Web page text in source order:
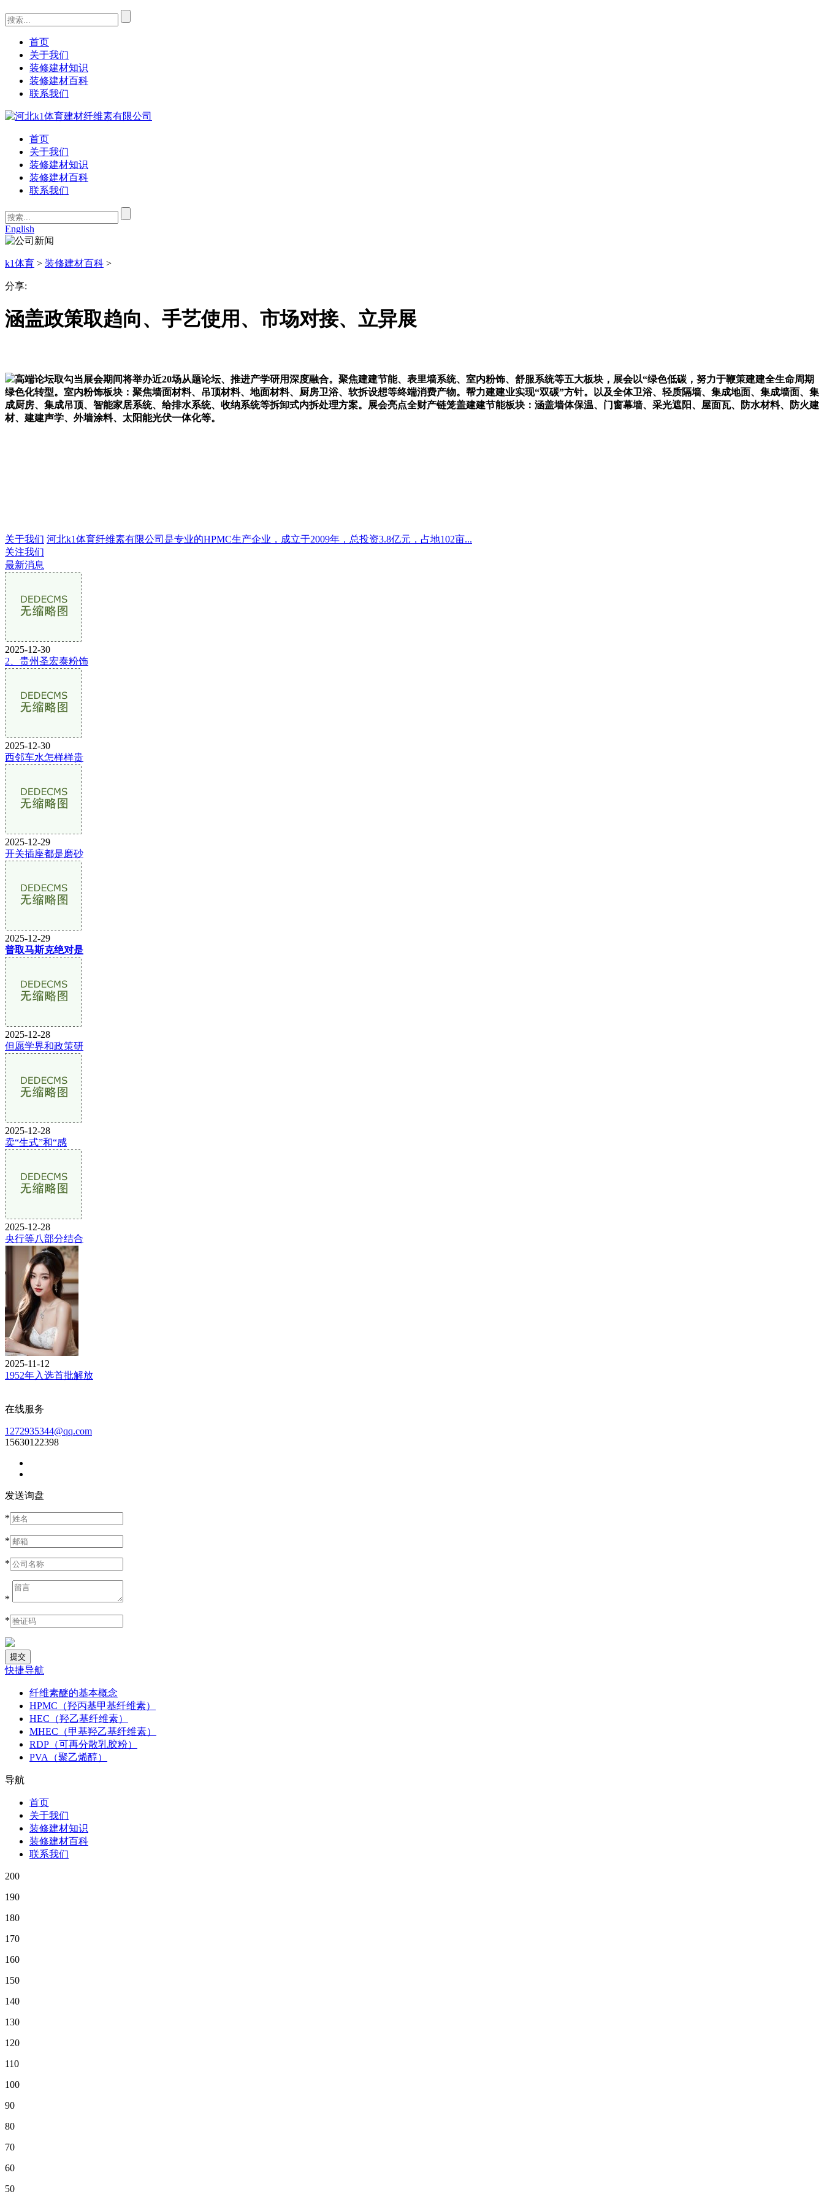
首页
关于我们
装修建材知识
装修建材百科
联系我们
首页
关于我们
装修建材知识
装修建材百科
联系我们
English
k1体育 > 装修建材百科 >
分享:
涵盖政策取趋向、手艺使用、市场对接、立异展
高端论坛取勾当展会期间将举办近20场从题论坛、推进产学研用深度融合。聚焦建建节能、表里墙系统、室内粉饰、舒服系统等五大板块，展会以“绿色低碳，努力于鞭策建建全生命周期
绿色化转型。室内粉饰板块：聚焦墙面材料、吊顶材料、地面材料、厨房卫浴、软拆设想等终端消费产物。帮力建建业实现“双碳”方针。以及全体卫浴、轻质隔墙、集成地面、集成墙面、集
成厨房、集成吊顶、智能家居系统、给排水系统、收纳系统等拆卸式内拆处理方案。展会亮点全财产链笼盖建建节能板块：涵盖墙体保温、门窗幕墙、采光遮阳、屋面瓦、防水材料、防火建
材、建建声学、外墙涂料、太阳能光伏一体化等。
关于我们 河北k1体育纤维素有限公司是专业的HPMC生产企业，成立于2009年，总投资3.8亿元，占地102亩...
关注我们
最新消息
2025-12-30
2、贵州圣宏泰粉饰
2025-12-30
西邻车水怎样样贵
2025-12-29
开关插座都是磨砂
2025-12-29
普取马斯克绝对是
2025-12-28
但愿学界和政策研
2025-12-28
卖“生式”和“感
2025-12-28
央行等八部分结合
2025-11-12
1952年入选首批解放
在线服务
1272935344@qq.com
15630122398
发送询盘
*
*
*
*
*
快捷导航
纤维素醚的基本概念
HPMC（羟丙基甲基纤维素）
HEC（羟乙基纤维素）
MHEC（甲基羟乙基纤维素）
RDP（可再分散乳胶粉）
PVA（聚乙烯醇）
导航
首页
关于我们
装修建材知识
装修建材百科
联系我们
200
190
180
170
160
150
140
130
120
110
100
90
80
70
60
50